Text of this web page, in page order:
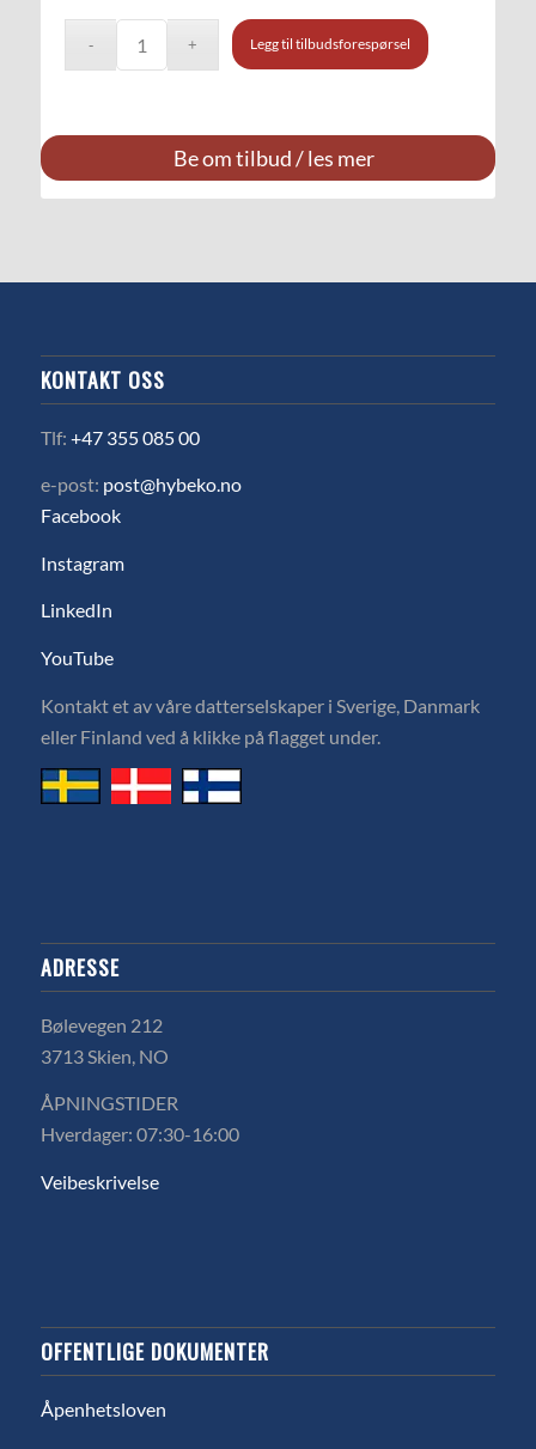
Legg til tilbudsforespørsel
Be om tilbud / les mer
KONTAKT OSS
Tlf: +47 355 085 00
e-post: post@hybeko.no
Facebook
Instagram
LinkedIn
YouTube
Kontakt et av våre datterselskaper i Sverige, Danmark
eller Finland ved å klikke på flagget under.
ADRESSE
Bølevegen 212
3713 Skien, NO
ÅPNINGSTIDER
Hverdager: 07:30-16:00
Veibeskrivelse
OFFENTLIGE DOKUMENTER
Åpenhetsloven